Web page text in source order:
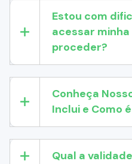
Estou com
acessar
proceder?
Conheça
Inclui e Como
Qual a